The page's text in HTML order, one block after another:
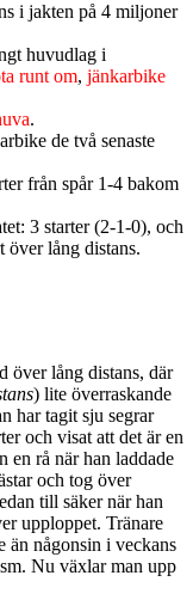
i jakten på 4 miljoner
huvudlag i
runt om, jänkarbike
.
de två senaste
från spår 1-4 bakom
3 starter (2-1-0), och
över lång distans.
över lång distans, där
) lite överraskande
har tagit sju segrar
och visat att det är en
en rå när han laddade
och tog över
till säker när han
upploppet. Tränare
än någonsin i veckans
Nu växlar man upp